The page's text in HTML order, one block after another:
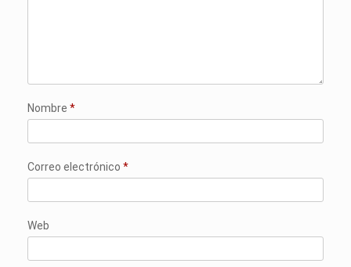
Nombre *
Correo electrónico *
Web